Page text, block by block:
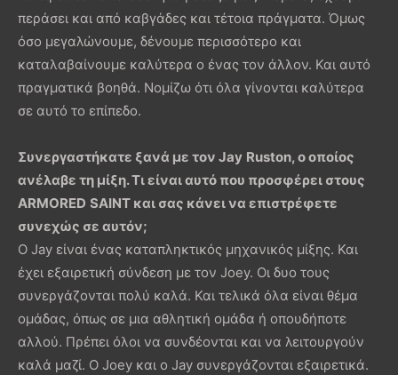
περάσει και από καβγάδες και τέτοια πράγματα. Όμως
όσο μεγαλώνουμε, δένουμε περισσότερο και
καταλαβαίνουμε καλύτερα ο ένας τον άλλον. Και αυτό
πραγματικά βοηθά. Νομίζω ότι όλα γίνονται καλύτερα
σε αυτό το επίπεδο.
Συνεργαστήκατε ξανά με τον Jay Ruston, ο οποίος
ανέλαβε τη μίξη. Τι είναι αυτό που προσφέρει στους
ARMORED SAINT και σας κάνει να επιστρέφετε
συνεχώς σε αυτόν;
Ο Jay είναι ένας καταπληκτικός μηχανικός μίξης. Και
έχει εξαιρετική σύνδεση με τον Joey. Οι δυο τους
συνεργάζονται πολύ καλά. Και τελικά όλα είναι θέμα
ομάδας, όπως σε μια αθλητική ομάδα ή οπουδήποτε
αλλού. Πρέπει όλοι να συνδέονται και να λειτουργούν
καλά μαζί. Ο Joey και ο Jay συνεργάζονται εξαιρετικά.